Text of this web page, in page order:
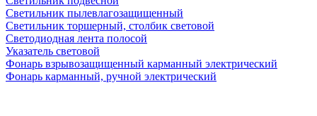
Светильник пылевлагозащищенный
Светильник торшерный, столбик световой
Светодиодная лента полосой
Указатель световой
Фонарь взрывозащищенный карманный электрический
Фонарь карманный, ручной электрический